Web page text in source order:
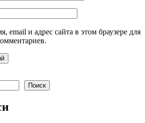
email и адрес сайта в этом браузере для
Поиск